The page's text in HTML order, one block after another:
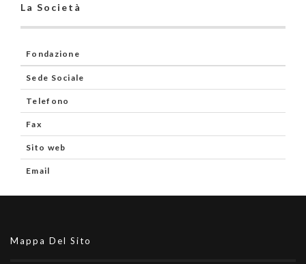
La Società
Fondazione
Sede Sociale
Telefono
Fax
Sito web
Email
Mappa Del Sito